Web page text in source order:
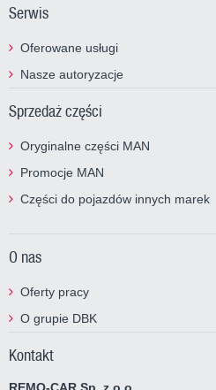
Serwis
Oferowane usługi
Nasze autoryzacje
Sprzedaż części
Oryginalne części MAN
Promocje MAN
Części do pojazdów innych marek
O nas
Oferty pracy
O grupie DBK
Kontakt
REMO-CAR Sp. z o.o.